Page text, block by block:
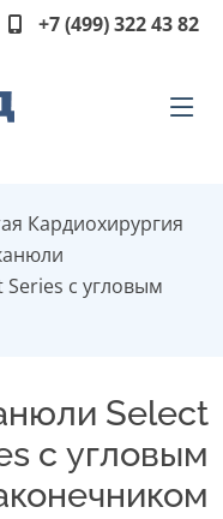
+7 (499) 322 43 82
Кардиохирургия
с угловым
Select
с угловым